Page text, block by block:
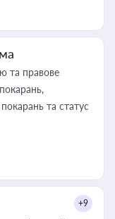
та правове
та статус
+9